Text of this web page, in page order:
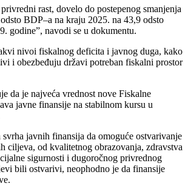
rast, dovelo do postepenog smanjenja
BDP‒a na kraju 2025. na 43,9 odsto
godineˮ, navodi se u dokumentu.
nivoi fiskalnog deficita i javnog duga, kako
i obezbeđuju državi potreban fiskalni prostor
da je najveća vrednost nove Fiskalne
javne finansije na stabilnom kursu u
svrha javnih finansija da omoguće ostvarivanje
ciljeva, od kvalitetnog obrazovanja, zdravstva
sigurnosti i dugoročnog privrednog
bili ostvarivi, neophodno je da finansije